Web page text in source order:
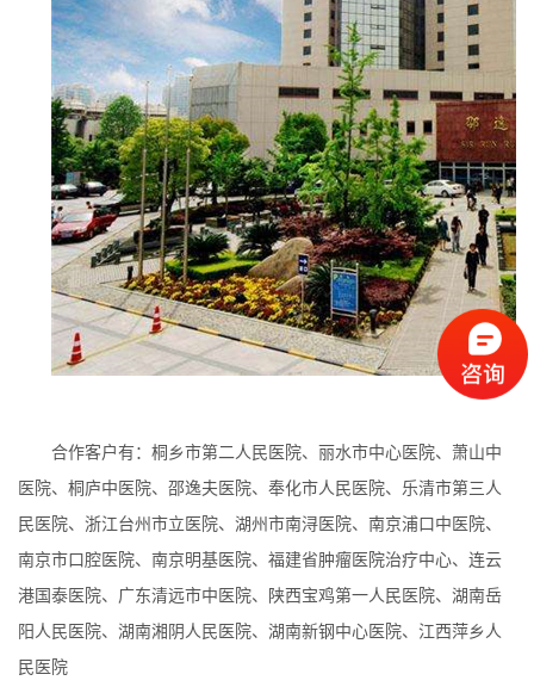
合作客户有：桐乡市第二人民医院、丽水市中心医院、萧山中
医院、桐庐中医院、邵逸夫医院、奉化市人民医院、乐清市第三人
民医院、浙江台州市立医院、湖州市南浔医院、南京浦口中医院、
南京市口腔医院、南京明基医院、福建省肿瘤医院治疗中心、连云
港国泰医院、广东清远市中医院、陕西宝鸡第一人民医院、湖南岳
阳人民医院、湖南湘阴人民医院、湖南新钢中心医院、江西萍乡人
民医院